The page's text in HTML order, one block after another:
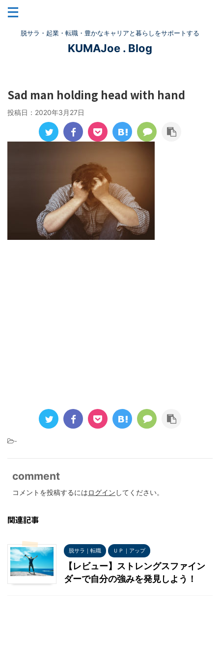
脱サラ・起業・転職・豊かなキャリアと暮らしをサポートする
KUMAJoe . Blog
Sad man holding head with hand
投稿日： 2020年3月27日
-
comment
コメントを投稿するにはログイン してください。
関連記事
脱サラ｜転職 ＵＰ｜アップ
【レビュー】ストレングスファイン
ダーで自分の強みを発見しよう！